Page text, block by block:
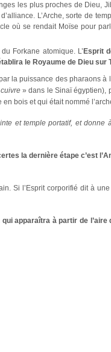
les plus proches de Dieu,
L’Arche, sorte de
où se rendait Moïse pour
Forkane atomique. L’ Esprit
le Royaume de Dieu sur
la puissance des pharaons à
» dans le Sinaï égyptien),
bois et qui était nommé
et temple portatif, et donne
la dernière étape c’est
Si l’Esprit corporifié dit à
apparaîtra à partir de l’aire